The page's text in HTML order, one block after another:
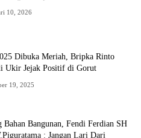
10, 2026
Dibuka Meriah, Bripka Rinto
Ukir Jejak Positif di Gorut
19, 2025
Bahan Bangunan, Fendi Ferdian SH
: Jangan Lari Dari